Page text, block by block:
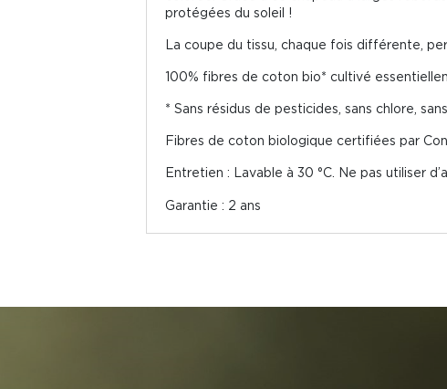
protégées du soleil !
La coupe du tissu, chaque fois différente,
100% fibres de coton bio* cultivé
* Sans résidus de pesticides, sans chlore,
Fibres de coton biologique certifiées par
Entretien : Lavable à 30 °C. Ne pas utiliser
Garantie : 2 ans